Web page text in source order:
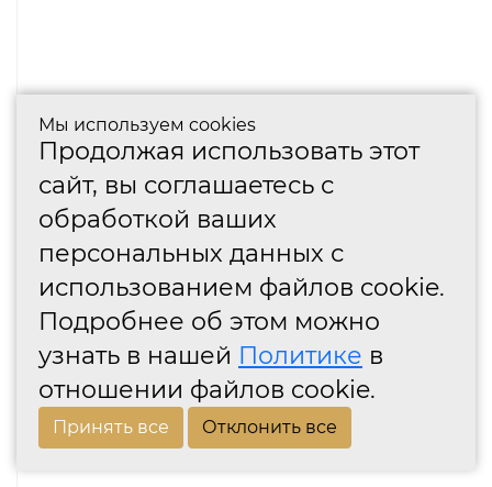
Мы используем cookies
Продолжая использовать этот
сайт, вы соглашаетесь с
обработкой ваших
персональных данных с
использованием файлов cookie.
Подробнее об этом можно
узнать в нашей Политике в
отношении файлов cookie.
Принять все Отклонить все